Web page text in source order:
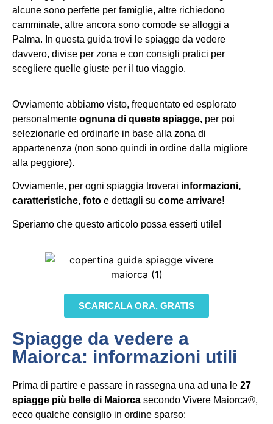
alcune sono perfette per famiglie, altre richiedono
camminate, altre ancora sono comode se alloggi a
Palma. In questa guida trovi le spiagge da vedere
davvero, divise per zona e con consigli pratici per
scegliere quelle giuste per il tuo viaggio.
Ovviamente abbiamo visto, frequentato ed esplorato
personalmente ognuna di queste spiagge, per poi
selezionarle ed ordinarle in base alla zona di
appartenenza (non sono quindi in ordine dalla migliore
alla peggiore).
Ovviamente, per ogni spiaggia troverai informazioni,
caratteristiche, foto e dettagli su come arrivare!
Speriamo che questo articolo possa esserti utile!
SCARICALA ORA, GRATIS
Spiagge da vedere a
Maiorca: informazioni utili
Prima di partire e passare in rassegna una ad una le 27
spiagge più belle di Maiorca secondo Vivere Maiorca®,
ecco qualche consiglio in ordine sparso: